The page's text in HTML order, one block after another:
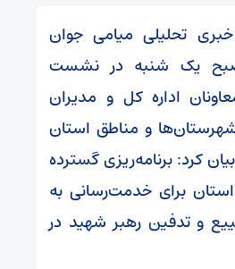
خبری تحلیلی میامی جوان
یک شنبه در نشست
اداره کل و مدیران
و مناطق استان
کرد: برنامه‌ریزی گسترده
برای خدمت‌رسانی به
و تدفین رهبر شهید در